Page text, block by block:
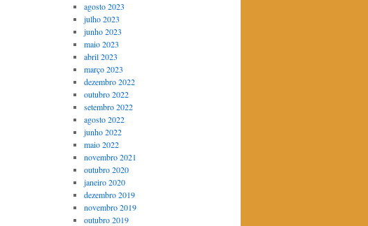
agosto 2023
julho 2023
junho 2023
maio 2023
abril 2023
março 2023
dezembro 2022
outubro 2022
setembro 2022
agosto 2022
junho 2022
maio 2022
novembro 2021
outubro 2020
janeiro 2020
dezembro 2019
novembro 2019
outubro 2019